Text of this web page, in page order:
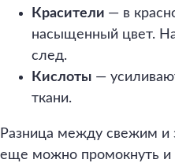
Красители — в
насыщенный цвет.
след.
Кислоты —
ткани.
Разница между свежим и
еще можно промокнуть и